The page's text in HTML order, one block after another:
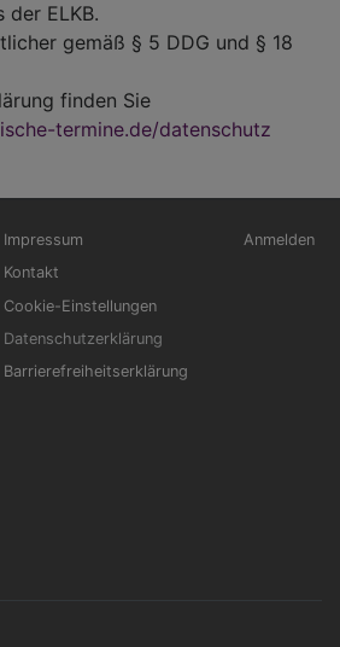
der ELKB.
gemäß § 5 DDG und § 18
finden Sie
termine.de/datenschutz
Impressum
Kontakt
Cookie-Einstellungen
Datenschutzerklärung
Barrierefreiheitserklärung
Anmelden